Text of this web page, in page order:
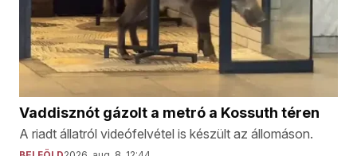
Vaddisznót gázolt a metró a Kossuth téren
A riadt állatról videófelvétel is készült az állomáson.